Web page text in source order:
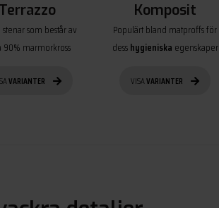
Terrazzo
stenar som består av
90% marmorkross
VARIANTER
Komposit
Populärt bland matproffs för
desshygieniska egenskaper
VISAVARIANTER